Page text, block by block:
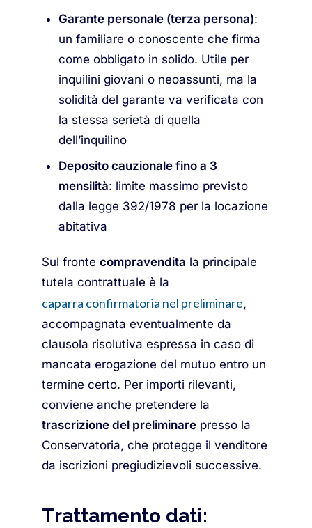
Garante personale (terza persona):
un familiare o conoscente che firma
come obbligato in solido. Utile per
inquilini giovani o neoassunti, ma la
solidità del garante va verificata con
la stessa serietà di quella
dell’inquilino
Deposito cauzionale fino a 3
mensilità: limite massimo previsto
dalla legge 392/1978 per la locazione
abitativa
Sul fronte compravendita la principale
tutela contrattuale è la
caparra confirmatoria nel preliminare,
accompagnata eventualmente da
clausola risolutiva espressa in caso di
mancata erogazione del mutuo entro un
termine certo. Per importi rilevanti,
conviene anche pretendere la
trascrizione del preliminare presso la
Conservatoria, che protegge il venditore
da iscrizioni pregiudizievoli successive.
Trattamento dati: